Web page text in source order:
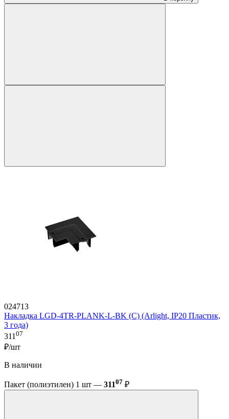
024713
Накладка LGD-4TR-PLANK-L-BK (C) (Arlight, IP20 Пластик,
3 года)
311 07
₽/шт
В наличии
Пакет (полиэтилен) 1 шт — 31107 ₽